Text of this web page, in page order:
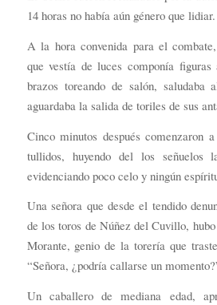
14 horas no había aún género que lidiar.
A la hora convenida para el
que vestía de luces componía figuras
brazos toreando de salón,
aguardaba la salida de toriles de sus
Cinco minutos después comenzaron
tullidos, huyendo del los señuelos
evidenciando poco celo y ningún
Una señora que desde el tendido
de los toros de Núñez del Cuvillo,
Morante, genio de la torería que
“Señora, ¿podría callarse un
Un caballero de mediana edad,